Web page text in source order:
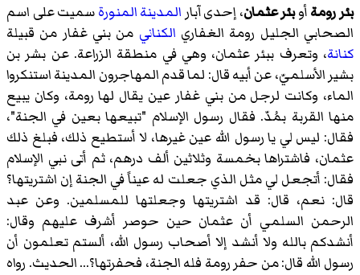
بئر رومةأوبئر عثمان، إحدى آبار المدينة المنورةسميت على اسم
الصحابي الجليل رومة الغفاري الكناني من بني غفار من قبيلة
كنانة، وتعرف ببئر عثمان، وهي في منطقة الزراعة. عن بشر بن
بشير الأسلميّ، عن أبيه قال: لما قدم المهاجرون المدينة استنكروا
الماء، وكانت لرجل من بني غفار عين يقال لها رومة، وكان يبيع
منها القربة بمُدّ. فقال رسول الإسلام "تبيعها بعين في الجنة"،
فقال: ليس لي يا رسول الله عين غيرها، لا أستطيع ذلك، فبلغ ذلك
عثمان، فاشتراها بخمسة وثلاثين ألف درهم، ثم أتى نبي الإسلام
فقال: أتجعل لي مثل الذي جعلت له عيناً في الجنة إن اشتريتها؟
قال: نعم، قال: قد اشتريتها وجعلتها للمسلمين. وعن عبد
الرحمن السلمي أن عثمان حين حوصر أشرف عليهم وقال:
أنشدكم بالله ولا أنشد إلا أصحاب رسول الله، ألستم تعلمون أن
رسول الله قال: من حفر رومة فله الجنة، فحفرتها؟... الحديث. رواه